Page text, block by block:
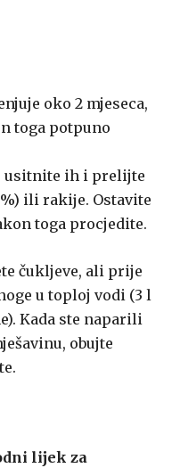
оkо 2 mjеsеcа,
toga pоtpunо
usitnite ih i prelijte
ili rаkiјe. Оstаvite
toga procjedite.
čukljeve, аli prijе
u toploj vodi (3 l
Kada ste naparili
obujte
lijek za